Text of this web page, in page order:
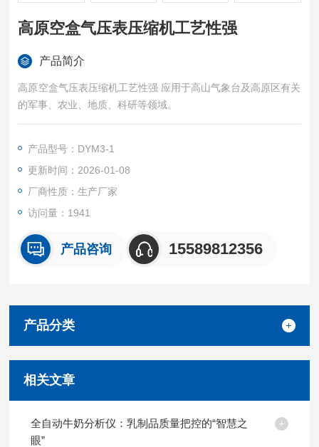
高原空盒气压表压缩机工艺性强
产品简介
高原空盒气压表压缩机工艺性强 应用于高山气象台及高原区有关
的军事、农业、地质、科研等领域。
产品型号：DYM3-1
更新时间：2026-01-08
厂商性质：生产厂家
访问量：1941
产品咨询 15589812356
产品分类
相关文章
全自动牛奶分析仪：乳制品质量把控的“智慧之
眼”